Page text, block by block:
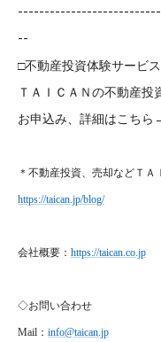
--
□不動産投資体験サービ
ＴＡＩＣＡＮの不動産投
お申込み、詳細はこちら
＊不動産投資、売却などＴ
https://taican.jp/blog/
会社概要： https://taican.co.jp
◇お問い合わせ
Mail ： info@taican.jp